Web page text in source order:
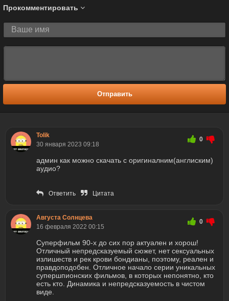
Прокомментировать
Отправить
Tolik
30 января 2023 09:18
0
админ как можно скачать с оригиналним(англиским)
аудио?
Ответить Цитата
Августа Солнцева
16 февраля 2022 00:15
0
Суперфильм 90-х до сих пор актуален и хорош!
Отличный непредсказуемый сюжет, нет сексуальных
излишеств и рек крови бондианы, поэтому, реален и
правдоподобен. Отличное начало серии уникальных
супершпионских фильмов, в которых непонятно, кто
есть кто. Динамика и непредсказуемость в чистом
виде.